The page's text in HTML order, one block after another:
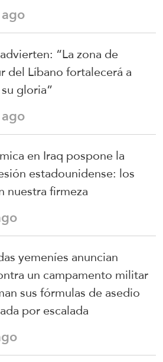
“La zona de
del Líbano fortalecerá a
gloria”
en Iraq pospone la
estadounidense: los
nuestra firmeza
yemeníes anuncian
un campamento militar
sus fórmulas de asedio
por escalada